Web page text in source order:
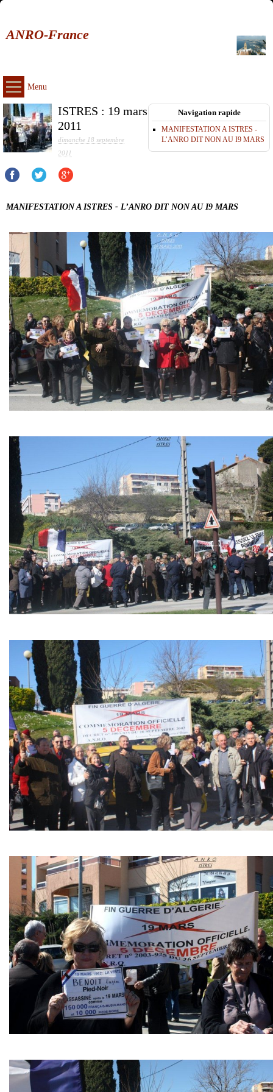
ANRO-France
Menu
Navigation rapide
MANIFESTATION A ISTRES -
L’ANRO DIT NON AU I9 MARS
ISTRES : 19 mars
2011
dimanche 18 septembre
2011
MANIFESTATION A ISTRES - L’ANRO DIT NON AU I9 MARS